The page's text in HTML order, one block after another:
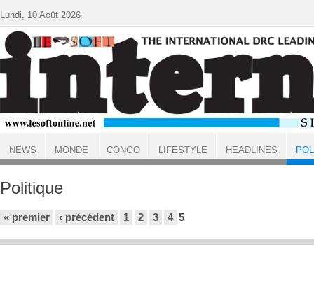
ACCUEIL
Politique
« premier ‹ précédent 1 2 3 4 5
Lundi, 10 Août 2026
NEWS MONDE CONGO LIFESTYLE HEADLINES